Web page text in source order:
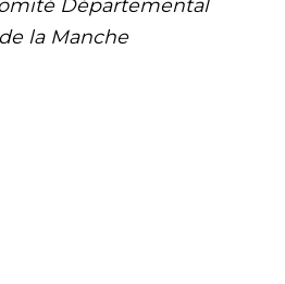
Départemental
la Manche